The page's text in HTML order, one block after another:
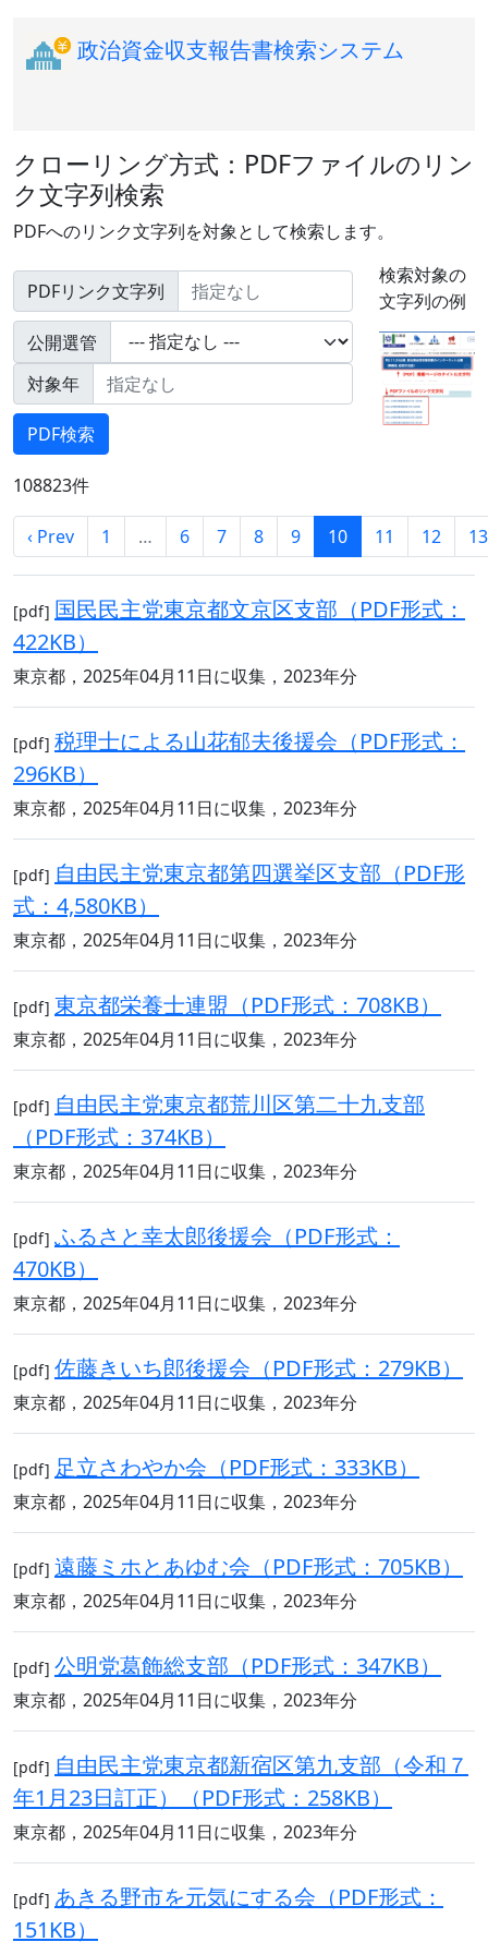
政治資金収支報告書検索システム
クローリング方式：PDFファイルのリン
ク文字列検索
PDFへのリンク文字列を対象として検索します。
PDFリンク文字列
公開選管
対象年
検索対象の
文字列の例
108823件
‹ Prev 1 … 6 7 8 9 10 11 12 13
[pdf] 国民民主党東京都文京区支部（PDF形式：
422KB）
東京都，2025年04月11日に収集，2023年分
[pdf] 税理士による山花郁夫後援会（PDF形式：
296KB）
東京都，2025年04月11日に収集，2023年分
[pdf] 自由民主党東京都第四選挙区支部（PDF形
式：4,580KB）
東京都，2025年04月11日に収集，2023年分
[pdf] 東京都栄養士連盟（PDF形式：708KB）
東京都，2025年04月11日に収集，2023年分
[pdf] 自由民主党東京都荒川区第二十九支部
（PDF形式：374KB）
東京都，2025年04月11日に収集，2023年分
[pdf] ふるさと幸太郎後援会（PDF形式：
470KB）
東京都，2025年04月11日に収集，2023年分
[pdf] 佐藤きいち郎後援会（PDF形式：279KB）
東京都，2025年04月11日に収集，2023年分
[pdf] 足立さわやか会（PDF形式：333KB）
東京都，2025年04月11日に収集，2023年分
[pdf] 遠藤ミホとあゆむ会（PDF形式：705KB）
東京都，2025年04月11日に収集，2023年分
[pdf] 公明党葛飾総支部（PDF形式：347KB）
東京都，2025年04月11日に収集，2023年分
[pdf] 自由民主党東京都新宿区第九支部（令和７
年1月23日訂正）（PDF形式：258KB）
東京都，2025年04月11日に収集，2023年分
[pdf] あきる野市を元気にする会（PDF形式：
151KB）